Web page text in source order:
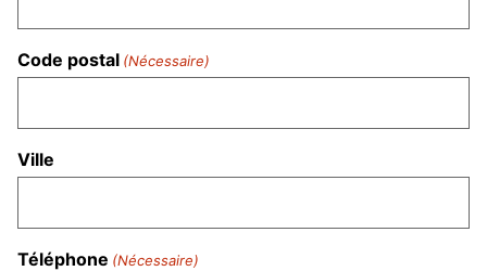
Code postal (Nécessaire)
Ville
Téléphone (Nécessaire)